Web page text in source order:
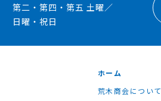
第二・第四・第五 土曜／
日曜・祝日
ホーム
荒木商会について